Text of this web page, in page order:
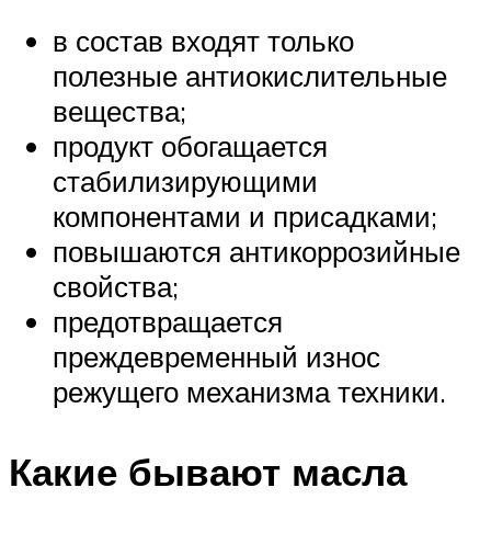
в состав входят только
полезные антиокислительные
вещества;
продукт обогащается
стабилизирующими
компонентами и присадками;
повышаются антикоррозийные
свойства;
предотвращается
преждевременный износ
режущего механизма техники.
Какие бывают масла